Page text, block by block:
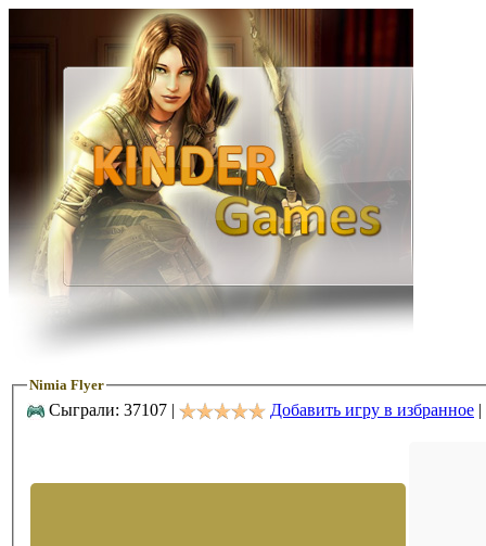
Nimia Flyer
Сыграли: 37107 | Добавить игру в избранное |